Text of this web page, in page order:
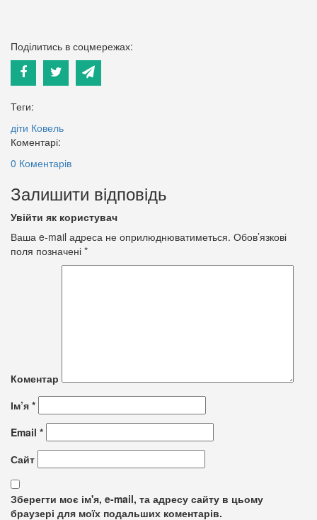
Поділитись в соцмережах:
Теги:
діти Ковель
Коментарі:
0 Коментарів
Залишити відповідь
Увійти як користувач
Ваша e-mail адреса не оприлюднюватиметься. Обов’язкові
поля позначені *
Коментар
Ім’я *
Email *
Сайт
Зберегти моє ім'я, e-mail, та адресу сайту в цьому
браузері для моїх подальших коментарів.